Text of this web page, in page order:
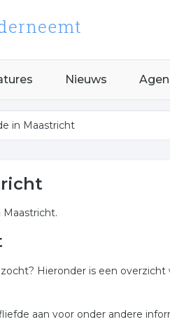
Nieuws
in Maastricht
Hieronder is een
aan voor onder andere